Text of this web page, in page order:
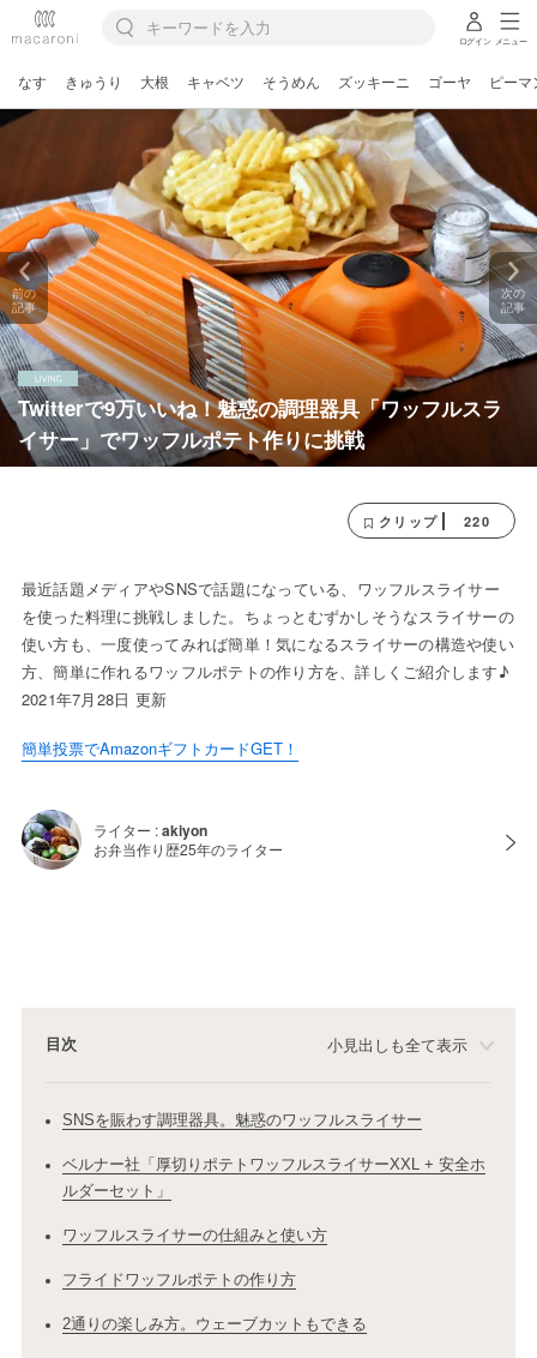
ログイン メニュー
なす きゅうり 大根 キャベツ そうめん ズッキーニ ゴーヤ ピーマ
Twitterで9万いいね！魅惑の調理器具「ワッフルスラ
イサー」でワッフルポテト作りに挑戦
前の
記事
次の
記事
クリップ 220
最近話題メディアやSNSで話題になっている、ワッフルスライサー
を使った料理に挑戦しました。ちょっとむずかしそうなスライサーの
使い方も、一度使ってみれば簡単！気になるスライサーの構造や使い
方、簡単に作れるワッフルポテトの作り方を、詳しくご紹介します♪
2021年7月28日 更新
簡単投票でAmazonギフトカードGET！
ライター :akiyon
お弁当作り歴25年のライター
目次 小見出しも全て表示
SNSを賑わす調理器具。魅惑のワッフルスライサー
ベルナー社「厚切りポテトワッフルスライサーXXL + 安全ホ
ルダーセット」
ワッフルスライサーの仕組みと使い方
フライドワッフルポテトの作り方
2通りの楽しみ方。ウェーブカットもできる